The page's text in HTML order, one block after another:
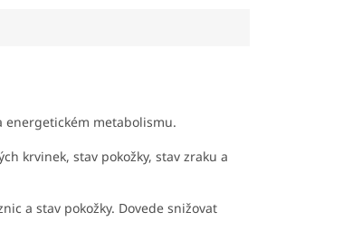
energetickém metabolismu.
krvinek, stav pokožky, stav zraku a
a stav pokožky. Dovede snižovat